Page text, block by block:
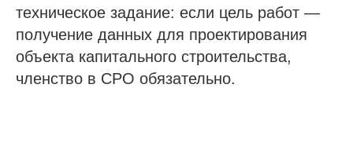
техническое задание: если цель работ —
получение данных для проектирования
объекта капитального строительства,
членство в СРО обязательно.